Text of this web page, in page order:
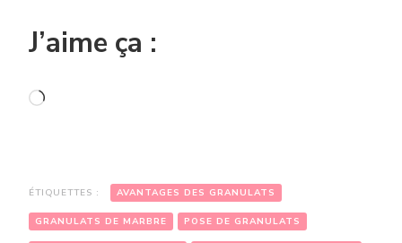
J’aime ça :
Chargement…
ÉTIQUETTES : AVANTAGES DES GRANULATS
GRANULATS DE MARBRE POSE DE GRANULATS